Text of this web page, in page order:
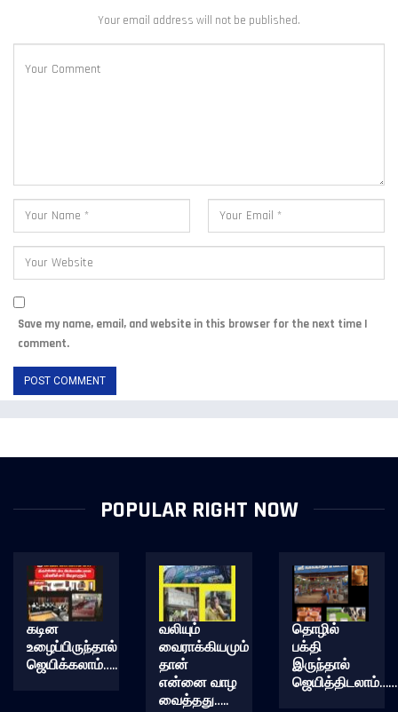
Your email address will not be published.
Save my name, email, and website in this browser for the next time I
comment.
POPULAR RIGHT NOW
கடின
உழைப்பிருந்தால்
ஜெயிக்கலாம்…..
வலியும்
வைராக்கியமும்
தான்
என்னை வாழ
வைத்தது…..
தொழில்
பக்தி
இருந்தால்